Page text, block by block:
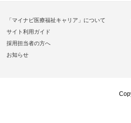
「マイナビ医療福祉キャリア」について
サイト利用ガイド
採用担当者の方へ
お知らせ